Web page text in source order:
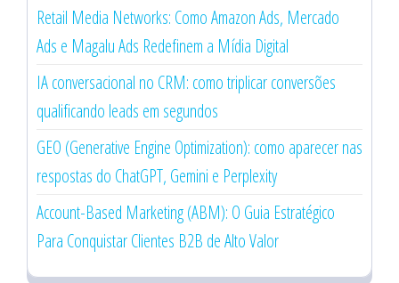
Retail Media Networks: Como Amazon Ads, Mercado
Ads e Magalu Ads Redefinem a Mídia Digital
IA conversacional no CRM: como triplicar conversões
qualificando leads em segundos
GEO (Generative Engine Optimization): como aparecer nas
respostas do ChatGPT, Gemini e Perplexity
Account-Based Marketing (ABM): O Guia Estratégico
Para Conquistar Clientes B2B de Alto Valor